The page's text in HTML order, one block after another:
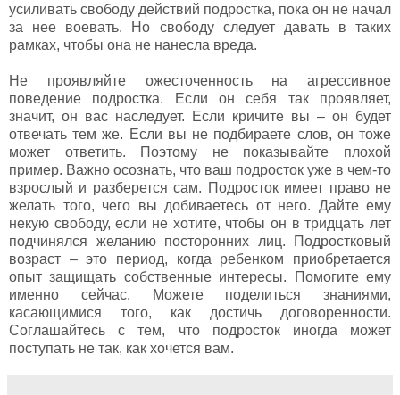
усиливать свободу действий подростка, пока он не начал
за нее воевать. Но свободу следует давать в таких
рамках, чтобы она не нанесла вреда.
Не проявляйте ожесточенность на агрессивное
поведение подростка. Если он себя так проявляет,
значит, он вас наследует. Если кричите вы – он будет
отвечать тем же. Если вы не подбираете слов, он тоже
может ответить. Поэтому не показывайте плохой
пример. Важно осознать, что ваш подросток уже в чем-то
взрослый и разберется сам. Подросток имеет право не
желать того, чего вы добиваетесь от него. Дайте ему
некую свободу, если не хотите, чтобы он в тридцать лет
подчинялся желанию посторонних лиц. Подростковый
возраст – это период, когда ребенком приобретается
опыт защищать собственные интересы. Помогите ему
именно сейчас. Можете поделиться знаниями,
касающимися того, как достичь договоренности.
Соглашайтесь с тем, что подросток иногда может
поступать не так, как хочется вам.